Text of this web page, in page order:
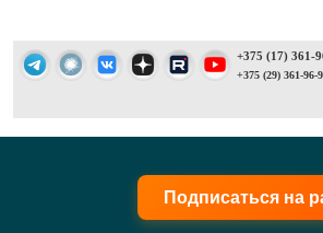
+375 (17) 361-
+375 (29) 361-96-
Подписаться на